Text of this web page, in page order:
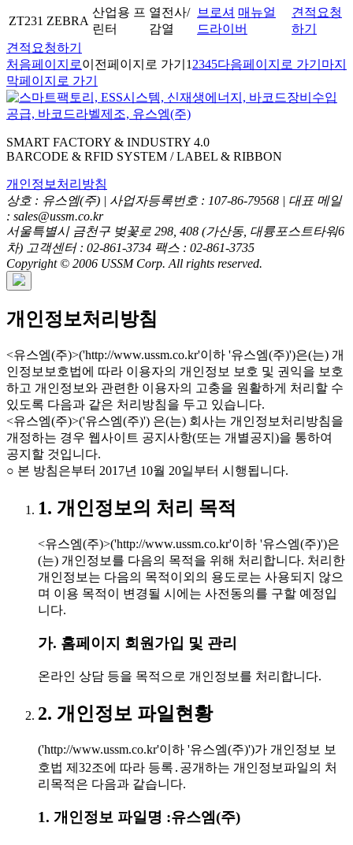
ZT231 ZEBRA
산업용 프
린터
열전사/
감열
브로셔 매뉴얼
드라이버
견적요청
하기
견적요청하기
처음페이지로이전페이지로 가기 1 2345다음페이지로 가기 마지
막페이지로 가기
SMART FACTORY & INDUSTRY 4.0
BARCODE & RFID SYSTEM / LABEL & RIBBON
개인정보처리방침
상호 : 유스엠(주) | 사업자등록번호 : 107-86-79568 | 대표 메일
: sales@ussm.co.kr
서울특별시 금천구 벚꽃로 298, 408 (가산동, 대륭포스트타워6
차) 고객센터 : 02-861-3734 팩스 : 02-861-3735
Copyright © 2006 USSM Corp. All rights reserved.
개인정보처리방침
<유스엠(주)>('http://www.ussm.co.kr'이하 '유스엠(주)')은(는) 개
인정보보호법에 따라 이용자의 개인정보 보호 및 권익을 보호
하고 개인정보와 관련한 이용자의 고충을 원활하게 처리할 수
있도록 다음과 같은 처리방침을 두고 있습니다.
<유스엠(주)>('유스엠(주)') 은(는) 회사는 개인정보처리방침을
개정하는 경우 웹사이트 공지사항(또는 개별공지)을 통하여
공지할 것입니다.
○ 본 방침은부터 2017년 10월 20일부터 시행됩니다.
1. 개인정보의 처리 목적
<유스엠(주)>('http://www.ussm.co.kr'이하 '유스엠(주)')은
(는) 개인정보를 다음의 목적을 위해 처리합니다. 처리한
개인정보는 다음의 목적이외의 용도로는 사용되지 않으
며 이용 목적이 변경될 시에는 사전동의를 구할 예정입
니다.
가. 홈페이지 회원가입 및 관리
온라인 상담 등을 목적으로 개인정보를 처리합니다.
2. 개인정보 파일현황
('http://www.ussm.co.kr'이하 '유스엠(주)')가 개인정보 보
호법 제32조에 따라 등록․공개하는 개인정보파일의 처
리목적은 다음과 같습니다.
1. 개인정보 파일명 :유스엠(주)